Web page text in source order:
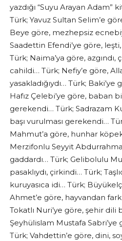
yazdığı “Suyu Arayan Adam”
Türk; Yavuz Sultan Selim’e
Beye göre, mezhepsiz
Saadettin Efendi’ye göre, leşti,
Türk; Naima’ya göre, azgındı,
cahildi… Türk; Nefiy’e göre,
yasakladığıydı… Türk; Baki’ye
Hafız Çelebi’ye göre, baban
gerekendi… Türk; Sadrazam
başı vurulması gerekendi…
Mahmut’a göre, hunhar
Merzifonlu Seyyit
gaddardı… Türk; Gelibolulu
pasaklıydı, çirkindi… Türk;
kuruyasıca idi… Türk;
Ahmet’e göre, hayvandan
Tokatlı Nuri’ye göre, şehir dili
Şeyhülislam Mustafa
Türk; Vahdettin’e göre, dini,